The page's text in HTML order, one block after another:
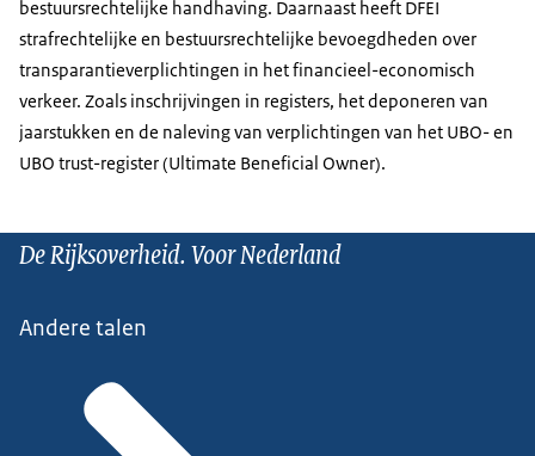
bestuursrechtelijke handhaving. Daarnaast heeft DFEI
strafrechtelijke en bestuursrechtelijke bevoegdheden over
transparantieverplichtingen in het financieel-economisch
verkeer. Zoals inschrijvingen in registers, het deponeren van
jaarstukken en de naleving van verplichtingen van het UBO- en
UBO trust-register (Ultimate Beneficial Owner).
De Rijksoverheid. Voor Nederland
Andere talen